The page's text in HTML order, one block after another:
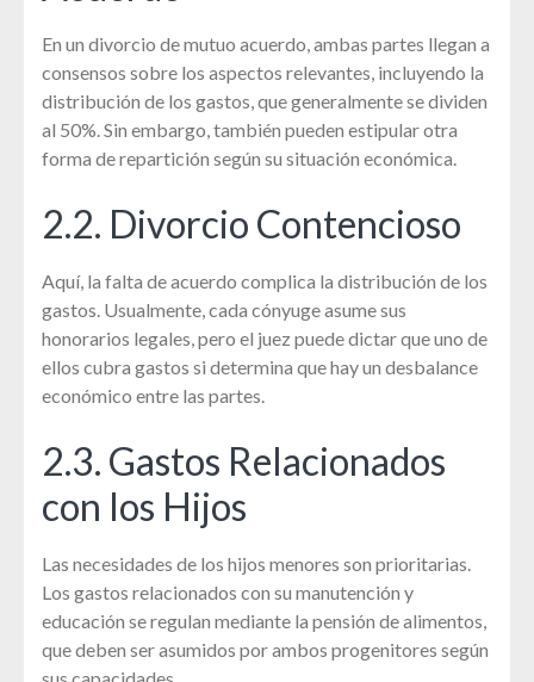
En un divorcio de mutuo acuerdo, ambas partes llegan a
consensos sobre los aspectos relevantes, incluyendo la
distribución de los gastos, que generalmente se dividen
al 50%. Sin embargo, también pueden estipular otra
forma de repartición según su situación económica.
2.2. Divorcio Contencioso
Aquí, la falta de acuerdo complica la distribución de los
gastos. Usualmente, cada cónyuge asume sus
honorarios legales, pero el juez puede dictar que uno de
ellos cubra gastos si determina que hay un desbalance
económico entre las partes.
2.3. Gastos Relacionados
con los Hijos
Las necesidades de los hijos menores son prioritarias.
Los gastos relacionados con su manutención y
educación se regulan mediante la pensión de alimentos,
que deben ser asumidos por ambos progenitores según